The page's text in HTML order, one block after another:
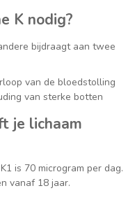
K nodig?
bijdraagt aan twee
van de bloedstolling
van sterke botten
je lichaam
is 70 microgram per dag.
vanaf 18 jaar.